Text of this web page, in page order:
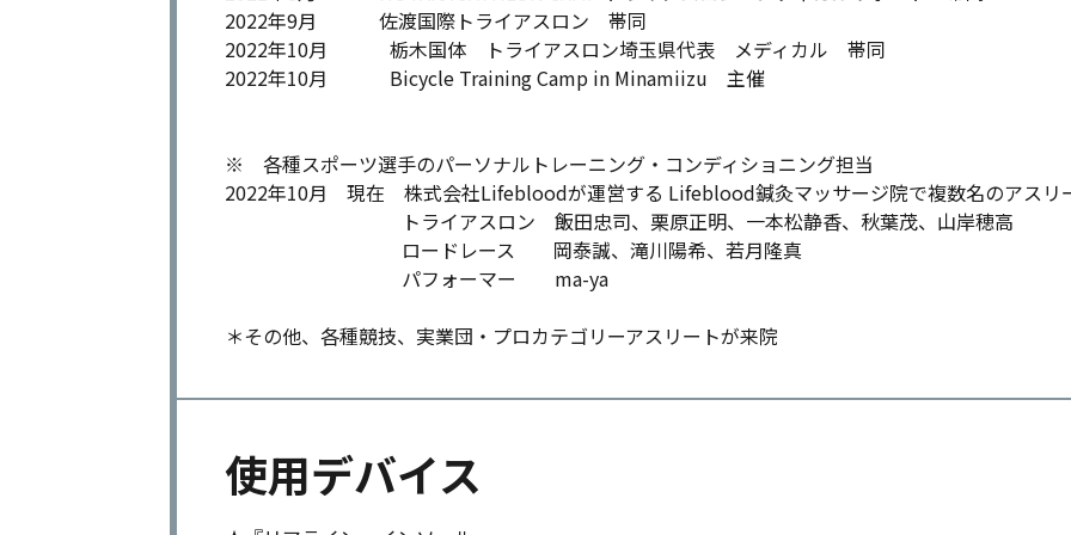
2022年9月 佐渡国際トライアスロン 帯同
2022年10月 栃木国体 トライアスロン埼玉県代表 メディカル 帯同
2022年10月 Bicycle Training Camp in Minamiizu 主催
※ 各種スポーツ選手のパーソナルトレーニング・コンディショニング担当
2022年10月 現在 株式会社Lifebloodが運営する Lifeblood鍼灸マッサージ院で複数名のアスリ
トライアスロン 飯田忠司、栗原正明、一本松静香、秋葉茂、山岸穂高
ロードレース 岡泰誠、滝川陽希、若月隆真
パフォーマー ma-ya
＊その他、各種競技、実業団・プロカテゴリーアスリートが来院
使用デバイス